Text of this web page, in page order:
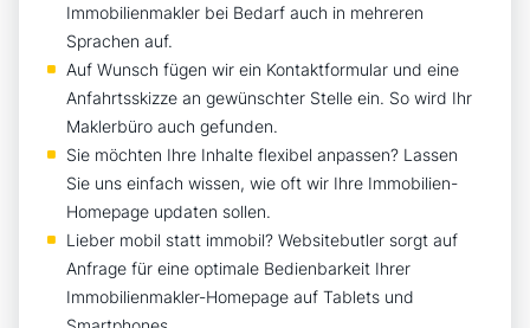
Immobilienmakler bei Bedarf auch in mehreren
Sprachen auf.
Auf Wunsch fügen wir ein Kontaktformular und eine
Anfahrtsskizze an gewünschter Stelle ein. So wird Ihr
Maklerbüro auch gefunden.
Sie möchten Ihre Inhalte flexibel anpassen? Lassen
Sie uns einfach wissen, wie oft wir Ihre Immobilien-
Homepage updaten sollen.
Lieber mobil statt immobil? Websitebutler sorgt auf
Anfrage für eine optimale Bedienbarkeit Ihrer
Immobilienmakler-Homepage auf Tablets und